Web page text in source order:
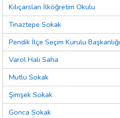
Kılıçarslan İlköğretim Okulu
Tınaztepe Sokak
Pendik İlçe Seçim Kurulu Başkanlığı
Varol Halı Saha
Mutlu Sokak
Şimşek Sokak
Gonca Sokak